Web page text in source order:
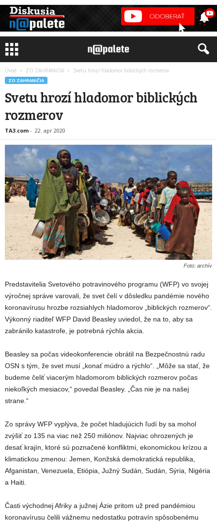
Úvod ZO ZAHRANIČIA Svetu hrozí hladomor biblických rozmerov
ZO ZAHRANIČIA
Svetu hrozí hladomor biblických
rozmerov
TA3.com - 22. apr 2020
Foto: archív
Predstavitelia Svetového potravinového programu (WFP) vo svojej
výročnej správe varovali, že svet čelí v dôsledku pandémie nového
koronavírusu hrozbe rozsiahlych hladomorov „biblických rozmerov“.
Výkonný riaditeľ WFP David Beasley uviedol, že na to, aby sa
zabránilo katastrofe, je potrebná rýchla akcia.
Beasley sa počas videokonferencie obrátil na Bezpečnostnú radu
OSN s tým, že svet musí „konať múdro a rýchlo“. „Môže sa stať, že
budeme čeliť viacerým hladomorom biblických rozmerov počas
niekoľkých mesiacov,“ povedal Beasley. „Čas nie je na našej
strane.“
Zo správy WFP vyplýva, že počet hladujúcich ľudí by sa mohol
zvýšiť zo 135 na viac než 250 miliónov. Najviac ohrozených je
desať krajín, ktoré sú poznačené konfliktmi, ekonomickou krízou a
klimatickou zmenou: Jemen, Konžská demokratická republika,
Afganistan, Venezuela, Etiópia, Južný Sudán, Sudán, Sýria, Nigéria
a Haiti.
Časti východnej Afriky a južnej Ázie pritom už pred pandémiou
koronavírusu čelili vážnemu nedostatku potravín spôsobenému